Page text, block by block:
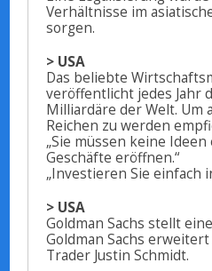
Verhältnisse im
sorgen.
> USA
Das beliebte
veröffentlicht jedes Jahr
Milliardäre der Welt. Um
Reichen zu werden
„Sie müssen keine
Geschäfte eröffnen.“
„Investieren Sie einfach
> USA
Goldman Sachs stellt
Goldman Sachs
Trader Justin Schmidt.